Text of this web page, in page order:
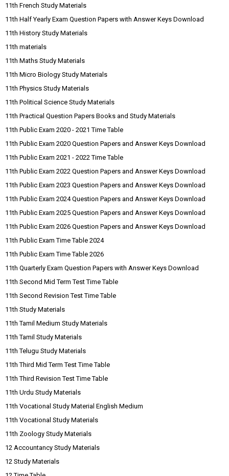
11th French Study Materials
11th Half Yearly Exam Question Papers with Answer Keys Download
11th History Study Materials
11th materials
11th Maths Study Materials
11th Micro Biology Study Materials
11th Physics Study Materials
11th Political Science Study Materials
11th Practical Question Papers Books and Study Materials
11th Public Exam 2020 - 2021 Time Table
11th Public Exam 2020 Question Papers and Answer Keys Download
11th Public Exam 2021 - 2022 Time Table
11th Public Exam 2022 Question Papers and Answer Keys Download
11th Public Exam 2023 Question Papers and Answer Keys Download
11th Public Exam 2024 Question Papers and Answer Keys Download
11th Public Exam 2025 Question Papers and Answer Keys Download
11th Public Exam 2026 Question Papers and Answer Keys Download
11th Public Exam Time Table 2024
11th Public Exam Time Table 2026
11th Quarterly Exam Question Papers with Answer Keys Download
11th Second Mid Term Test Time Table
11th Second Revision Test Time Table
11th Study Materials
11th Tamil Medium Study Materials
11th Tamil Study Materials
11th Telugu Study Materials
11th Third Mid Term Test Time Table
11th Third Revision Test Time Table
11th Urdu Study Materials
11th Vocational Study Material English Medium
11th Vocational Study Materials
11th Zoology Study Materials
12 Accountancy Study Materials
12 Study Materials